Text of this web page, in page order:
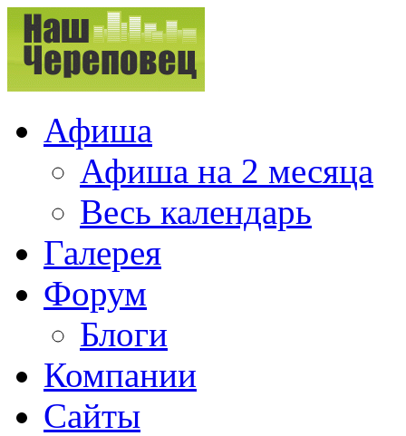
Афиша
Афиша на 2 месяца
Весь календарь
Галерея
Форум
Блоги
Компании
Сайты